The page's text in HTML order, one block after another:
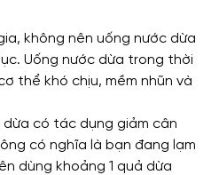
không nên uống nước dừa
Uống nước dừa trong thời
thể khó chịu, mềm nhũn và
dừa có tác dụng giảm cân
có nghĩa là bạn đang lạm
dùng khoảng 1 quả dừa